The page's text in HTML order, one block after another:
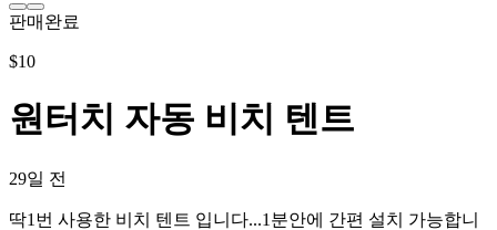
판매완료
$10
원터치 자동 비치 텐트
29일 전
딱1번 사용한 비치 텐트 입니다...1분안에 간편 설치 가능합니